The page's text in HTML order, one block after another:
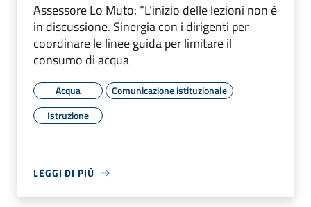
Assessore Lo Muto: “L’inizio delle lezioni non è
in discussione. Sinergia con i dirigenti per
coordinare le linee guida per limitare il
consumo di acqua
Acqua
Comunicazione istituzionale
Istruzione
LEGGI DI PIÙ